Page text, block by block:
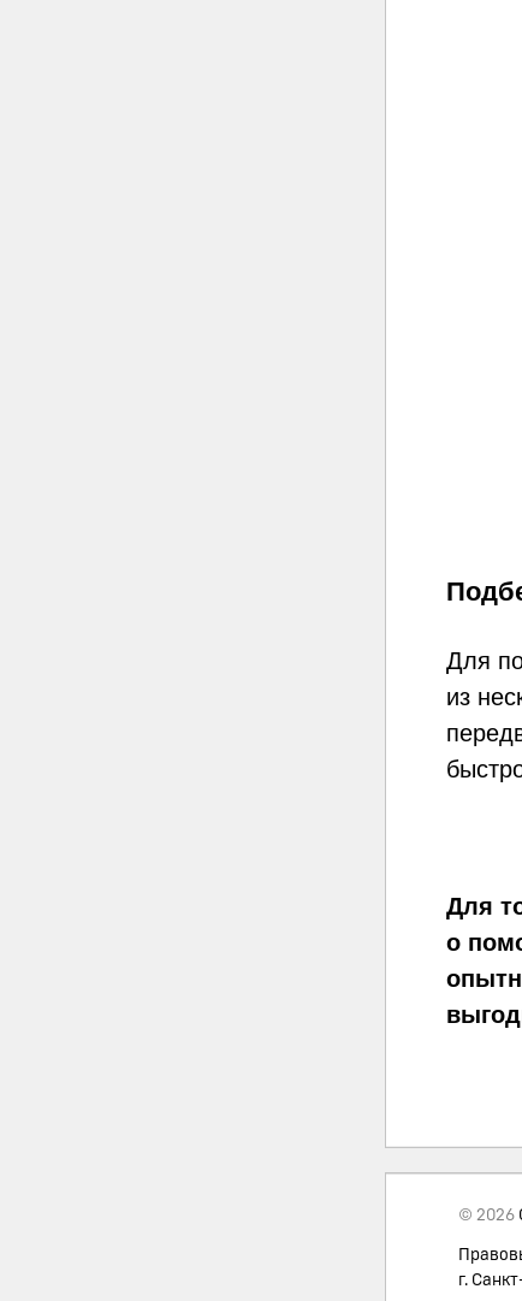
Для
из
Для
о
© 2026
г.